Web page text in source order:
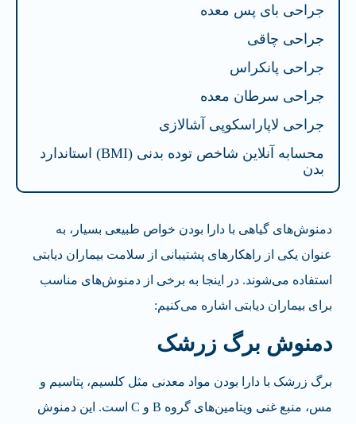
دمنوش‌های گیاهی با دارا بودن خواص طبیعی بسیار، به
عنوان یکی از راهکارهای پشتیبانی از سلامت بیماران دیابتی
استفاده می­‌شوند. در اینجا به برخی از دمنوش‌های مناسب
برای بیماران دیابتی اشاره می­‌کنیم:
دمنوش برگ زرشک
برگ زرشک با دارا بودن مواد معدنی مثل کلسیم، پتاسیم و
مس، منبع غنی ویتامین‌های گروه B و C است. این دمنوش
جراحی بای پس معده
جراحی چاقی
جراحی پانکراس
جراحی سرطان معده
جراحی لاپاراسکوپی آشالازی
محسابه آنلاین شاخص توده بدنی (BMI) استاندارد
بدن